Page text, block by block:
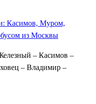
Касимов, Муром,
из Москвы
– Касимов –
– Владимир –